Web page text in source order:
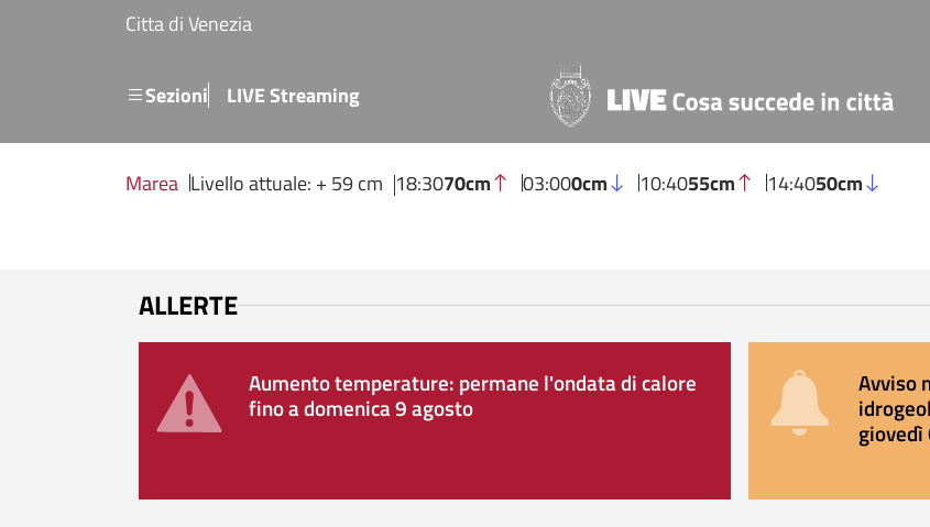
Salta al contenuto principale
Citta di Venezia
SezioniMenu secondario
LIVE Streaming
Marea Livello attuale: + 59 cm 18:3070cm 03:000cm 10:4055cm 14:4050cm
ALLERTE
Aumento temperature: permane l'ondata di calore
fino a domenica 9 agosto
Avviso
giovedì